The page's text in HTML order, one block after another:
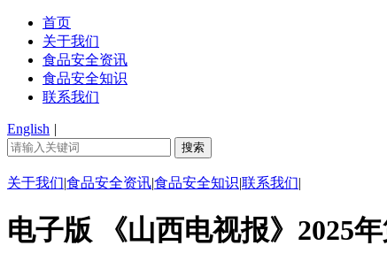
首页
关于我们
食品安全资讯
食品安全知识
联系我们
English |
关于我们|食品安全资讯|食品安全知识|联系我们|
电子版 《山西电视报》2025年